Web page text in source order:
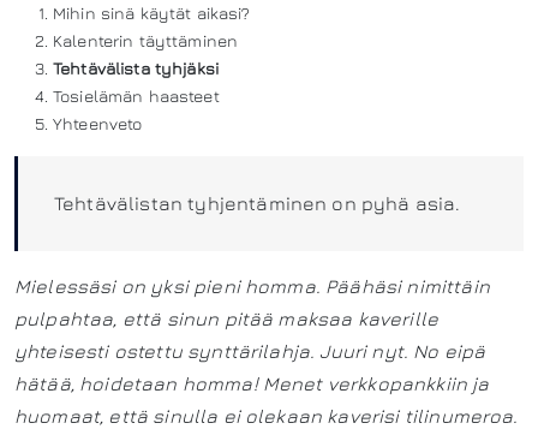
Mihin sinä käytät aikasi?
Kalenterin täyttäminen
Tehtävälista tyhjäksi
Tosielämän haasteet
Yhteenveto
Tehtävälistan tyhjentäminen on pyhä asia.
Mielessäsi on yksi pieni homma. Päähäsi nimittäin
pulpahtaa, että sinun pitää maksaa kaverille
yhteisesti ostettu synttärilahja. Juuri nyt. No eipä
hätää, hoidetaan homma! Menet verkkopankkiin ja
huomaat, että sinulla ei olekaan kaverisi tilinumeroa.